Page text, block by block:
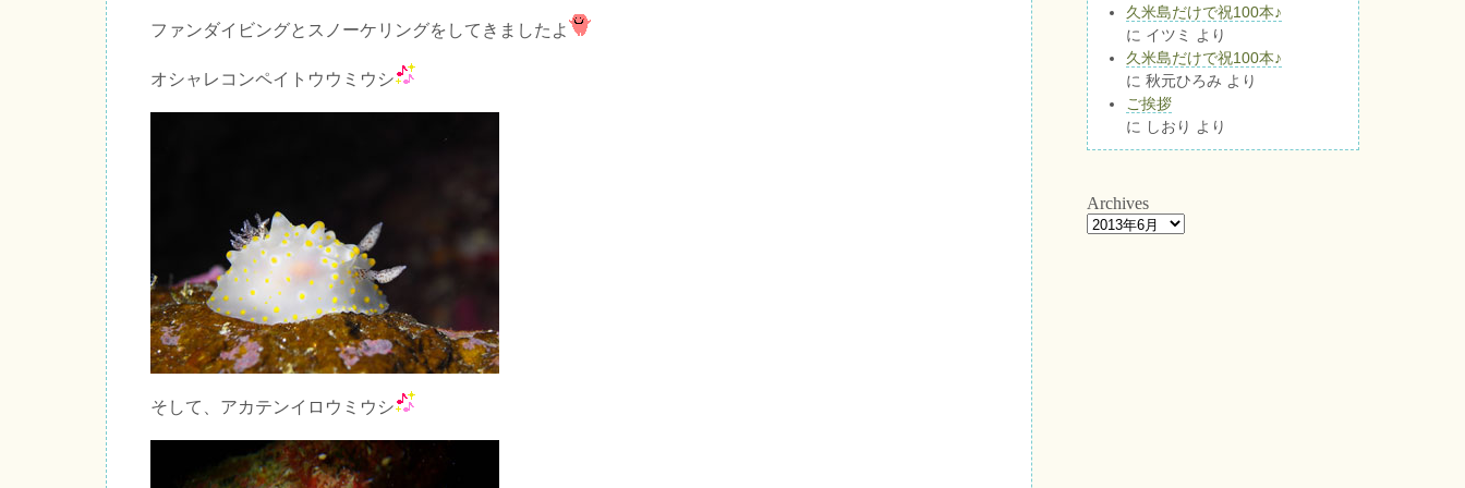
ファンダイビングとスノーケリングをしてきましたよ
オシャレコンペイトウウミウシ
そして、アカテンイロウミウシ
久米島だけで祝100本♪
に イツミ
より
久米島だけで祝100本♪
に 秋元ひろみ より
ご挨拶
に しおり より
Archives